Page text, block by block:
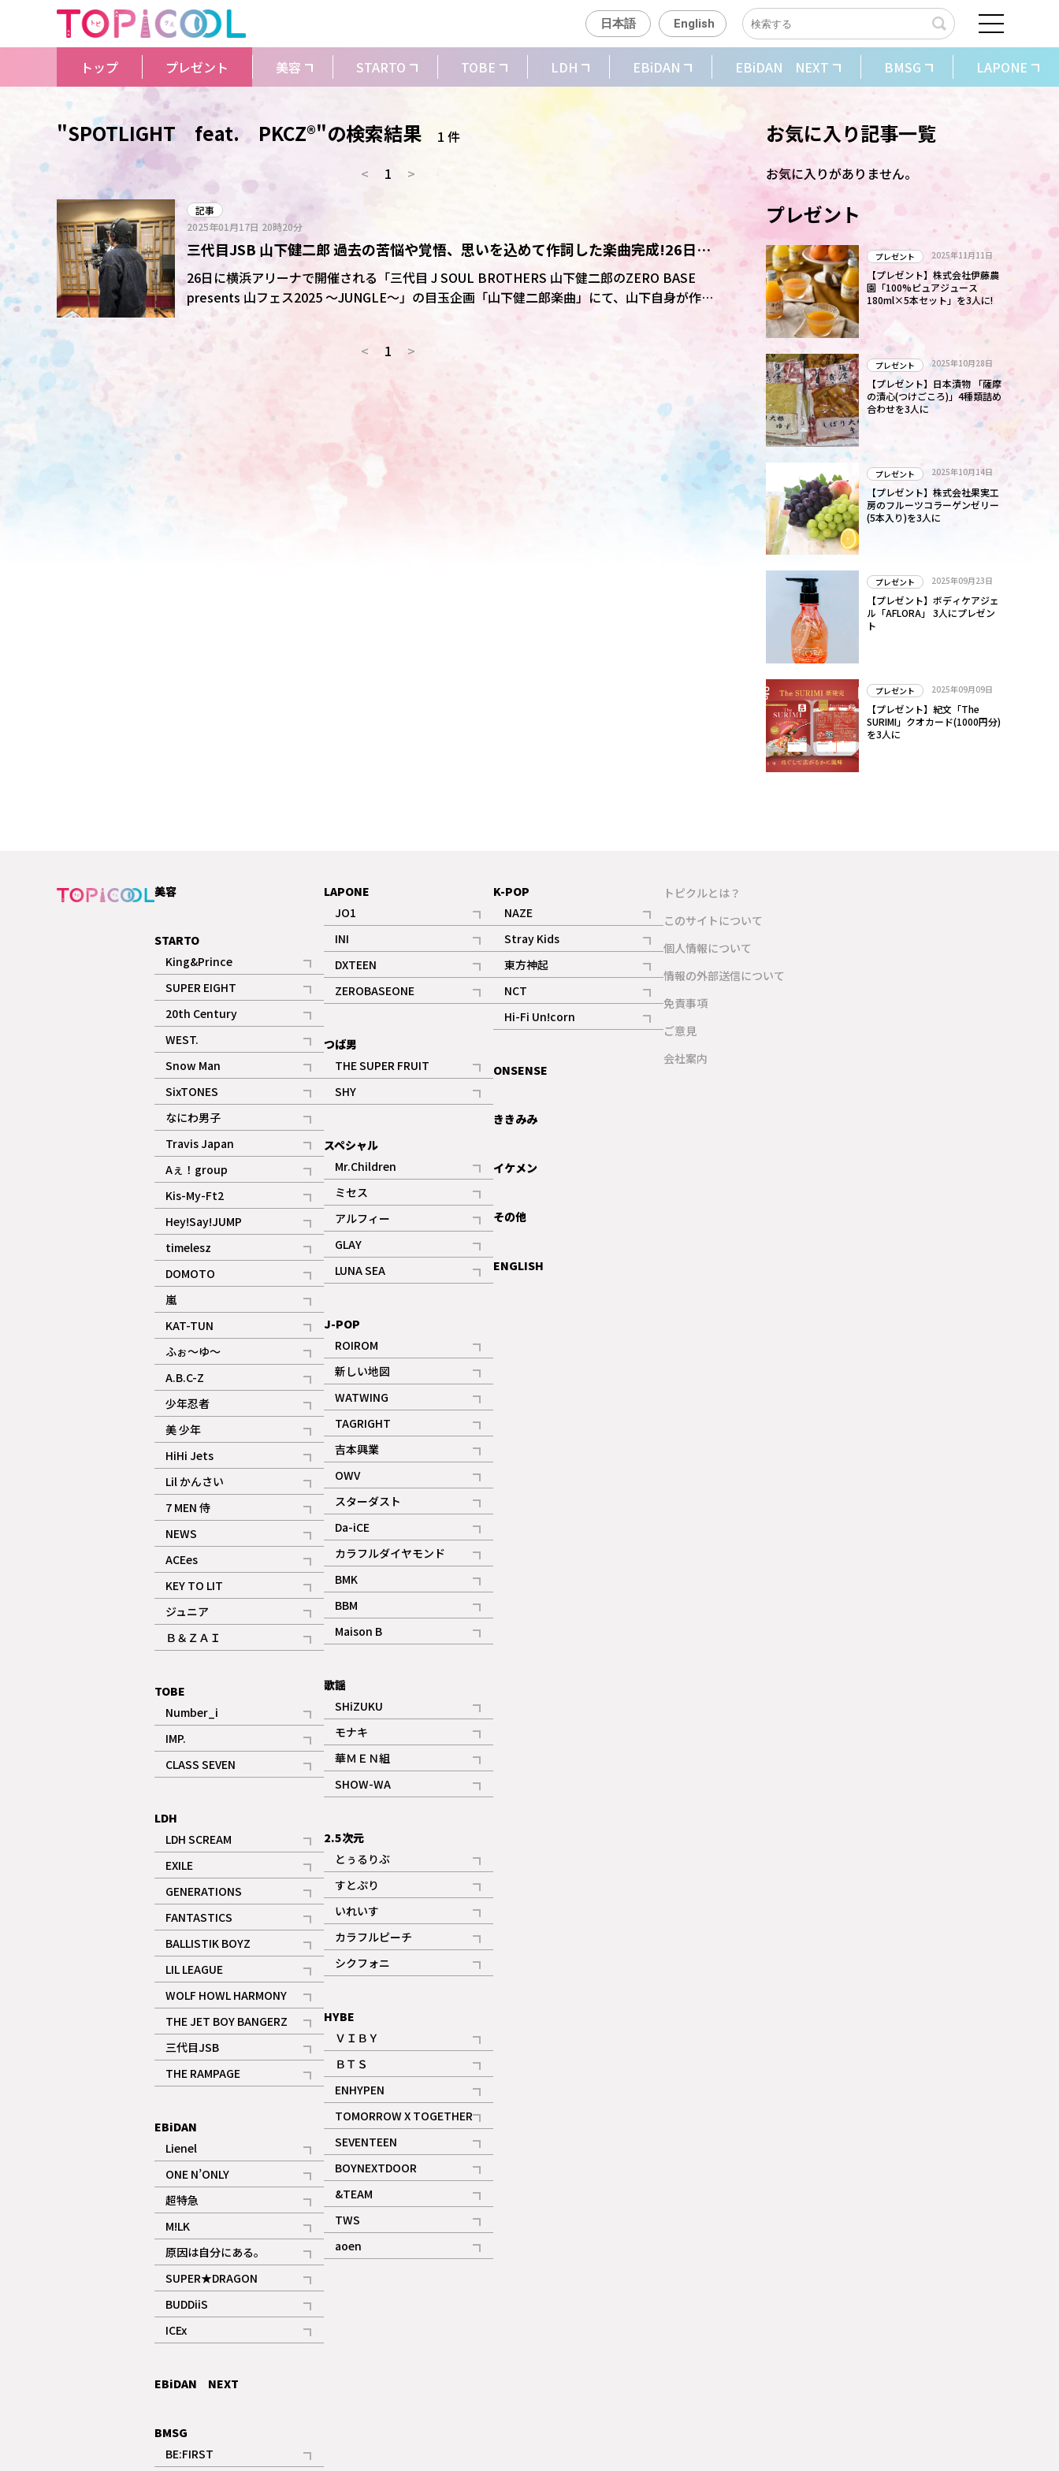
日本語 English
トップ プレゼント 美容 STARTO TOBE LDH EBiDAN EBiDAN NEXT BMSG LAPONE
"SPOTLIGHT feat. PKCZ®"の検索結果
1 件
<
1 >
記事
2025年01月17日 20時20分
三代目JSB 山下健二郎 過去の苦悩や覚悟、思いを込めて作詞した楽曲完成!26日に
横浜アリーナで開催「山フェス」で歌唱
26日に横浜アリーナで開催される「三代目 J SOUL BROTHERS 山下健二郎のZERO BASE
presents 山フェス2025 ～JUNGLE～」の目玉企画「山下健二郎楽曲」にて、山下自身が作詞
し、自ら歌う楽曲が完成した。
<
1 >
お気に入り記事一覧
お気に入りがありません。
プレゼント
プレゼント 2025年11月11日
【プレゼント】株式会社伊藤農
園「100%ピュアジュース
180ml×5本セット」を3人に!
プレゼント 2025年10月28日
【プレゼント】日本漬物 「薩摩
の漬心(つけごころ)」4種類詰め
合わせを3人に
プレゼント 2025年10月14日
【プレゼント】株式会社果実工
房のフルーツコラーゲンゼリー
(5本入り)を3人に
プレゼント 2025年09月23日
【プレゼント】ボディケアジェ
ル「AFLORA」 3人にプレゼン
ト
プレゼント 2025年09月09日
【プレゼント】紀文「The
SURIMI」クオカード(1000円分)
を3人に
美容
STARTO
King&Prince
記事
SUPER EIGHT
記事
20th Century
記事
WEST.
記事
Snow Man
記事
ギャラリー
SixTONES
記事
ギャラリー
なにわ男子
記事
Travis Japan
記事
Aぇ！group
記事
Kis-My-Ft2
記事
ギャラリー
Hey!Say!JUMP
記事
timelesz
記事
DOMOTO
記事
嵐
記事
KAT-TUN
記事
ふぉ～ゆ～
記事
A.B.C-Z
記事
ギャラリー
少年忍者
記事
美 少年
記事
HiHi Jets
記事
Lil かんさい
記事
7 MEN 侍
記事
NEWS
記事
ACEes
記事
KEY TO LIT
記事
ジュニア
記事
Ｂ＆ＺＡＩ
記事
TOBE
Number_i
記事
IMP.
記事
CLASS SEVEN
記事
LDH
LDH SCREAM
記事
EXILE
記事
GENERATIONS
記事
FANTASTICS
記事
BALLISTIK BOYZ
記事
LIL LEAGUE
記事
WOLF HOWL HARMONY
記事
THE JET BOY BANGERZ
記事
三代目JSB
記事
THE RAMPAGE
記事
EBiDAN
Lienel
記事
ONE N’ONLY
記事
超特急
記事
ギャラリー
M!LK
記事
原因は自分にある。
記事
SUPER★DRAGON
記事
BUDDiiS
記事
ICEx
記事
EBiDAN NEXT
BMSG
BE:FIRST
LAPONE
JO1
記事
ギャラリー
INI
記事
ギャラリー
DXTEEN
記事
ギャラリー
ZEROBASEONE
記事
つば男
THE SUPER FRUIT
記事
ギャラリー
SHY
記事
スペシャル
Mr.Children
記事
ミセス
記事
アルフィー
記事
GLAY
記事
LUNA SEA
記事
J-POP
ROIROM
記事
新しい地図
記事
WATWING
記事
TAGRIGHT
記事
吉本興業
記事
OWV
記事
ギャラリー
スターダスト
記事
Da-iCE
記事
カラフルダイヤモンド
記事
BMK
記事
ギャラリー
BBM
記事
ギャラリー
Maison B
記事
歌謡
SHiZUKU
記事
モナキ
記事
華ＭＥＮ組
記事
SHOW-WA
記事
2.5次元
とぅるりぶ
記事
すとぷり
記事
ギャラリー
いれいす
記事
ギャラリー
カラフルピーチ
記事
シクフォニ
記事
HYBE
ＶＩＢＹ
記事
ＢＴＳ
記事
ENHYPEN
記事
TOMORROW X TOGETHER
記事
ギャラリー
SEVENTEEN
記事
BOYNEXTDOOR
記事
&TEAM
記事
ギャラリー
TWS
記事
aoen
記事
K-POP
NAZE
記事
Stray Kids
記事
東方神起
記事
NCT
記事
Hi-Fi Un!corn
記事
ONSENSE
ききみみ
イケメン
その他
ENGLISH
トピクルとは？
このサイトについて
個人情報について
情報の外部送信について
免責事項
ご意見
会社案内